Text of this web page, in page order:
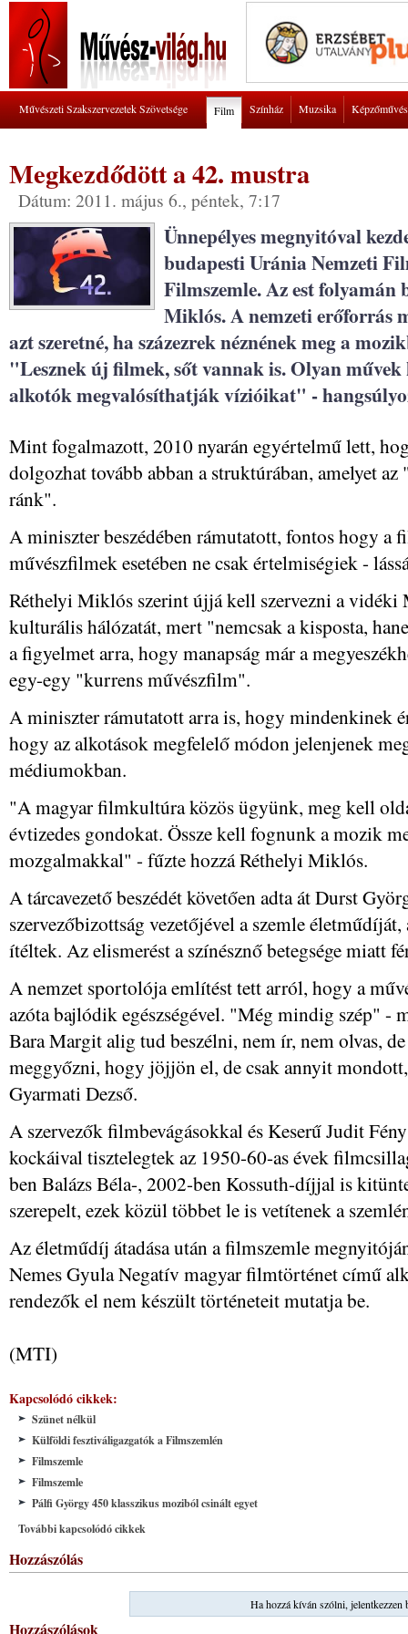
Művészeti Szakszervezetek Szövetsége Film Színház Muzsika
Megkezdődött a 42. mustra
Dátum: 2011. május 6., péntek, 7:17
Ünnepélyes megnyitóval
budapesti Uránia Nemzeti
Filmszemle. Az est folyamán
Miklós. A nemzeti erőforrás
azt szeretné, ha százezrek néznének meg a
"Lesznek új filmek, sőt vannak is. Olyan művek
alkotók megvalósíthatják vízióikat" -
Mint fogalmazott, 2010 nyarán egyértelmű lett,
dolgozhat tovább abban a struktúrában, amelyet
ránk".
A miniszter beszédében rámutatott, fontos hogy a
művészfilmek esetében ne csak értelmiségiek -
Réthelyi Miklós szerint újjá kell szervezni a vidéki
kulturális hálózatát, mert "nemcsak a kisposta,
a figyelmet arra, hogy manapság már a
egy-egy "kurrens művészfilm".
A miniszter rámutatott arra is, hogy mindenkinek
hogy az alkotások megfelelő módon jelenjenek
médiumokban.
"A magyar filmkultúra közös ügyünk, meg kell
évtizedes gondokat. Össze kell fognunk a mozik
mozgalmakkal" - fűzte hozzá Réthelyi Miklós.
A tárcavezető beszédét követően adta át Durst
szervezőbizottság vezetőjével a szemle
ítéltek. Az elismerést a színésznő betegsége miatt
A nemzet sportolója említést tett arról, hogy a
azóta bajlódik egészségével. "Még mindig szép" -
Bara Margit alig tud beszélni, nem ír, nem olvas,
meggyőzni, hogy jöjjön el, de csak annyit
Gyarmati Dezső.
A szervezők filmbevágásokkal és Keserű Judit
kockáival tisztelegtek az 1950-60-as évek
ben Balázs Béla-, 2002-ben Kossuth-díjjal is
szerepelt, ezek közül többet le is vetítenek a
Az életműdíj átadása után a filmszemle
Nemes Gyula Negatív magyar filmtörténet című
rendezők el nem készült történeteit mutatja be.
(MTI)
Kapcsolódó cikkek:
Szünet nélkül
Külföldi fesztiváligazgatók a Filmszemlén
Filmszemle
Filmszemle
Pálfi György 450 klasszikus moziból csinált egyet
További kapcsolódó cikkek
Hozzászólás
Ha hozzá kíván szólni, jelentkezzen
Hozzászólások